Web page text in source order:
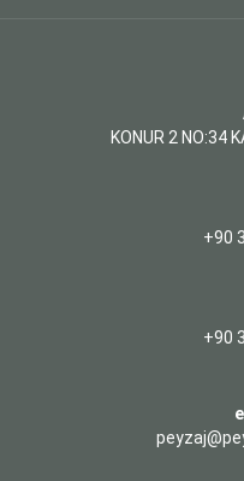
KONUR 2 NO:34
+90
+90